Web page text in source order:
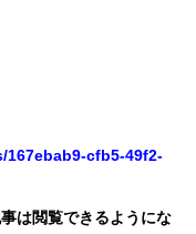
cfb5-49f2-
は閲覧できるようにな